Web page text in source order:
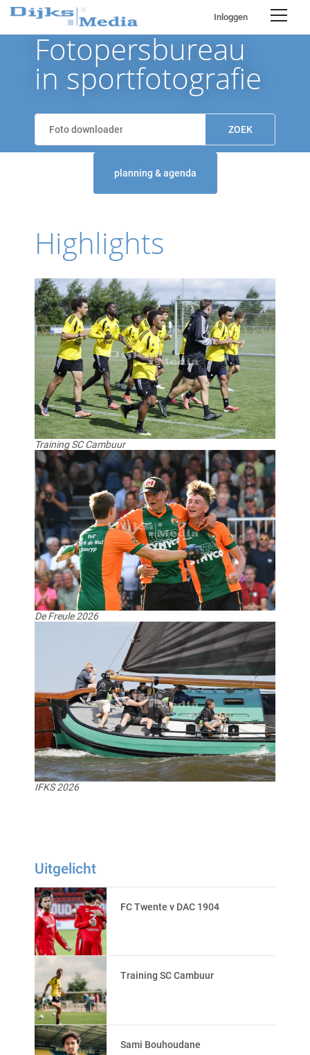
Inloggen
Fotopersbureau
in sportfotografie
planning & agenda
Highlights
Training SC Cambuur
De Freule 2026
IFKS 2026
Uitgelicht
FC Twente v DAC 1904
Training SC Cambuur
Sami Bouhoudane